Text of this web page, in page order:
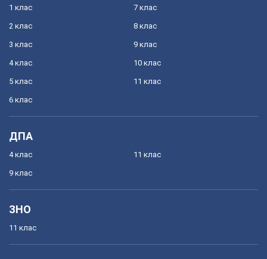
1 клас
2 клас
3 клас
4 клас
5 клас
6 клас
7 клас
8 клас
9 клас
10 клас
11 клас
ДПА
4 клас
9 клас
11 клас
ЗНО
11 клас